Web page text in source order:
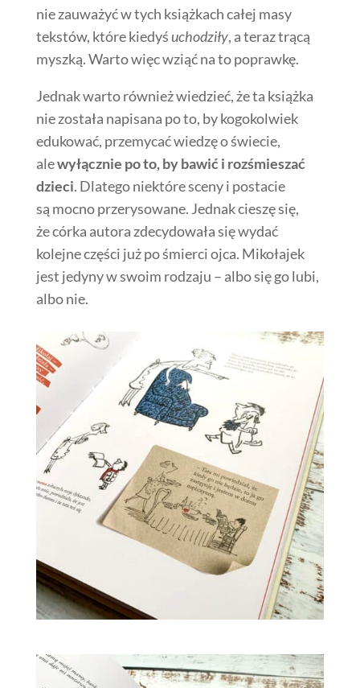
nie zauważyć w tych książkach całej masy
tekstów, które kiedyś uchodziły, a teraz trącą
myszką. Warto więc wziąć na to poprawkę.
Jednak warto również wiedzieć, że ta książka
nie została napisana po to, by kogokolwiek
edukować, przemycać wiedzę o świecie,
alewyłącznie po to, by bawić i rozśmieszać
dzieci. Dlatego niektóre sceny i postacie
są mocno przerysowane. Jednak cieszę się,
że córka autora zdecydowała się wydać
kolejne części już po śmierci ojca. Mikołajek
jest jedyny w swoim rodzaju – albo się go lubi,
albo nie.